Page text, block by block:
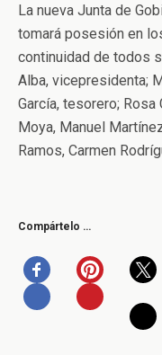
La nueva Junta de
tomará posesión en
continuidad de todos
Alba, vicepresidenta;
García, tesorero; Rosa
Moya, Manuel
Ramos, Carmen
Compártelo …